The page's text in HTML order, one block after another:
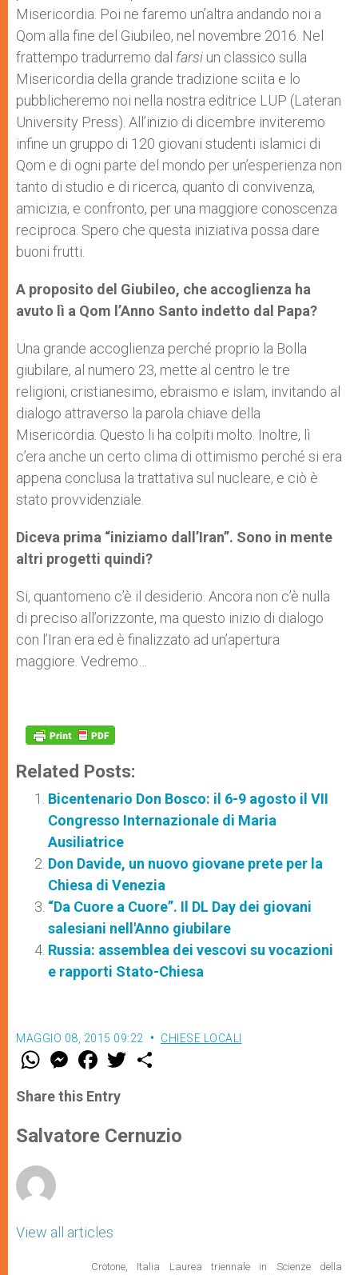
Misericordia. Poi ne faremo un’altra andando noi a
Qom alla fine del Giubileo, nel novembre 2016. Nel
frattempo tradurremo dal farsi un classico sulla
Misericordia della grande tradizione sciita e lo
pubblicheremo noi nella nostra editrice LUP (Lateran
University Press). All’inizio di dicembre inviteremo
infine un gruppo di 120 giovani studenti islamici di
Qom e di ogni parte del mondo per un’esperienza non
tanto di studio e di ricerca, quanto di convivenza,
amicizia, e confronto, per una maggiore conoscenza
reciproca. Spero che questa iniziativa possa dare
buoni frutti.
A proposito del Giubileo, che accoglienza ha
avuto lì a Qom l’Anno Santo indetto dal Papa?
Una grande accoglienza perché proprio la Bolla
giubilare, al numero 23, mette al centro le tre
religioni, cristianesimo, ebraismo e islam, invitando al
dialogo attraverso la parola chiave della
Misericordia. Questo li ha colpiti molto. Inoltre, lì
c’era anche un certo clima di ottimismo perché si era
appena conclusa la trattativa sul nucleare, e ciò è
stato provvidenziale.
Diceva prima “iniziamo dall’Iran”. Sono in mente
altri progetti quindi?
Si, quantomeno c’è il desiderio. Ancora non c’è nulla
di preciso all’orizzonte, ma questo inizio di dialogo
con l’Iran era ed è finalizzato ad un’apertura
maggiore. Vedremo…
Related Posts:
Bicentenario Don Bosco: il 6-9 agosto il VII
Congresso Internazionale di Maria
Ausiliatrice
Don Davide, un nuovo giovane prete per la
Chiesa di Venezia
“Da Cuore a Cuore”. Il DL Day dei giovani
salesiani nell'Anno giubilare
Russia: assemblea dei vescovi su vocazioni
e rapporti Stato-Chiesa
MAGGIO 08, 2015 09:22 CHIESE LOCALI
W
t
s
p
p
M
e
s
e
g
e
F
a
e
b
o
k
w
r
Share this Entry
Salvatore Cernuzio
View all articles
Crotone, Italia Laurea triennale in Scienze della